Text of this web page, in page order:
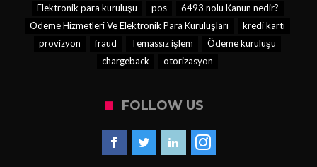
Elektronik para kuruluşu
pos
6493 nolu Kanun nedir?
Ödeme Hizmetleri Ve Elektronik Para Kuruluşları
kredi kartı
provizyon
fraud Temassız işlem
Ödeme kuruluşu
chargeback
otorizasyon
FOLLOW US